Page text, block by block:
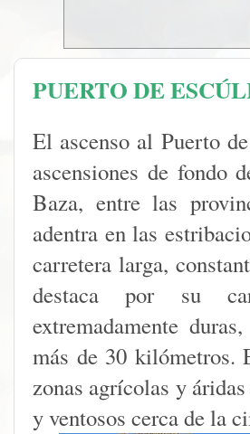
PUERTO DE
El ascenso al Puerto
ascensiones de fondo
Baza, entre las
adentra en las
carretera larga,
destaca por su
extremadamente
más de 30 kilómetros.
zonas agrícolas y
y ventosos cerca de la